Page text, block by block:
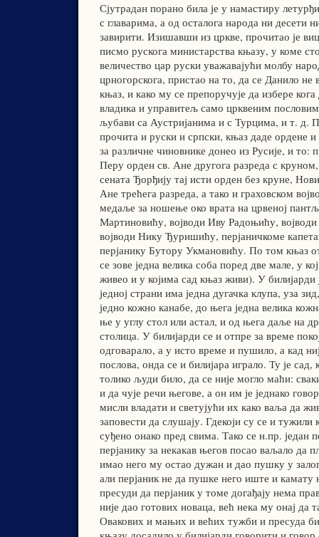
Сјутрадан порано била је у намастиру
с главарима, а од осталога народа ни десети
завирити. Изишавши из цркве, прочитао је
писмо рускога министарства књазу, у коме
величество цар руски уважавајући молбу
црногорскога, пристао на то, да се Данило не
књаз, и како му се препоручује да избере кога
владика и управитељ само црквеним
љубави са Аустријанима и с Турцима, и т. д.
прочита и руски и српски, књаз даде ордене и
за различне чиновнике донео из Русије, и то:
Перу орден св. Ане другога разреда с
сената Ђорђију тај исти орден без круне,
Ане трећега разреда, а тако и граховском
медаље за ношење око врата на црвеној
Мартиновићу, војводи Иву Радоњићу,
војводи Нику Ђуришићу, перјаничкоме
перјанику Бутору Укмановићу. По том књаз
се зове једна велика соба поред две мале, у
живео и у којима сад књаз живи). У билијарди
једној страни има једна дугачка клупа, уза
једно кожно канабе, до њега једна велика
ње у углу стол или астал, и од њега даље на
столица. У билијарди се и отпре за време
одговарало, а у исто време и пушило, а кад
послова, онда се и билијара играло. Ту је
толико људи било, да се није могло маћи:
и да чује речи његове, а он им је једнако
мисли владати и светујући их како ваља да
заповести да слушају. Гдекоји су се и тужили
суђено онако пред свима. Тако се н.пр. један
перјанику за некакав његов посао ваљало да
имао него му остао дужан и дао пушку у
али перјаник не да пушке него иште и камату
пресуди да перјаник у томе догађају нема
није дао готових новаца, већ нека му онај
Овакових и мањих и већих тужби и пресуда